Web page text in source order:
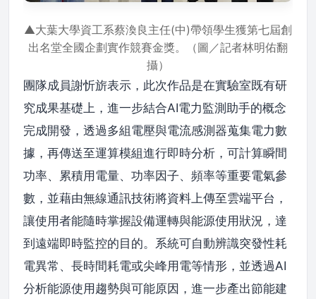
▲大葉大學資工系蔡渙良主任(中)帶領學生獲第七屆創
出名堂全國企劃實作競賽金獎。（圖／記者林明佑翻
攝）
團隊成員謝忻旂表示，此次作品是在實驗室既有研
究成果基礎上，進一步結合AI電力監測助手的概念
完成開發，透過多組電壓與電流感測器蒐集電力數
據，再傳送至運算模組進行即時分析，可計算瞬間
功率、累積用電量、功率因子、頻率等重要電氣參
數，並藉由無線通訊技術將資料上傳至雲端平台，
讓使用者能隨時掌握設備運轉與能源使用狀況，達
到遠端即時監控的目的。系統可自動辨識突發性耗
電異常、長時間耗電或尖峰用電等情形，並透過AI
分析能源使用趨勢與可能原因，進一步產出節能建